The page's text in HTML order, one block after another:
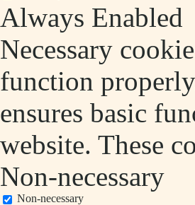
Always Enabled
Necessary
function
ensures basic
website. These
Non-necessary
Non-necessary